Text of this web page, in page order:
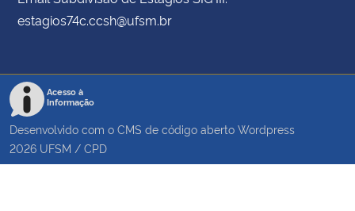
estagios74c.ccsh@ufsm.br
Acesso à
Informação
Desenvolvido com o CMS de código aberto Wordpress
2026 UFSM / CPD